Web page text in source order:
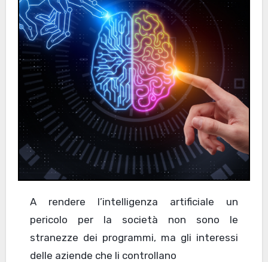
A rendere l’intelligenza artificiale un
pericolo per la società non sono le
stranezze dei programmi, ma gli interessi
delle aziende che li controllano